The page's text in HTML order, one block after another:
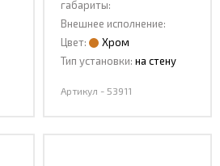
габариты:
Внешнее исполнение:
Цвет:
Хром
Тип установки: на стену
Артикул - 53911